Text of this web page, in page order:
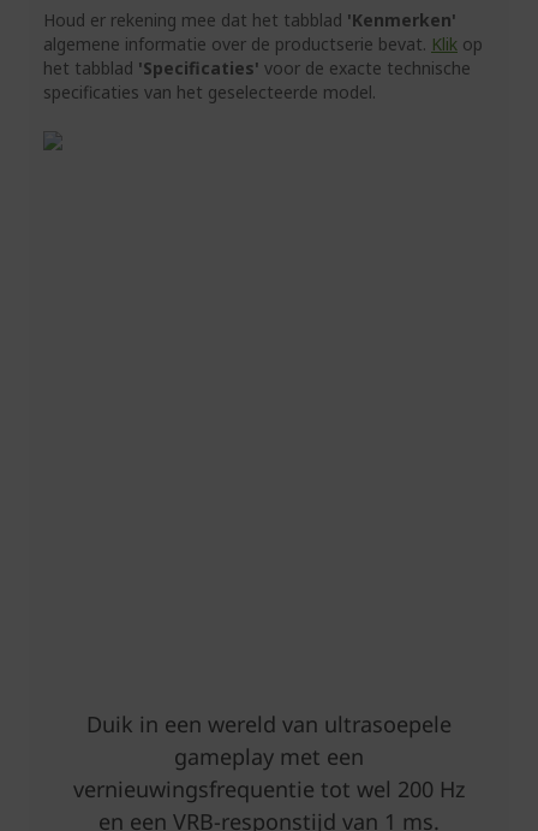
Houd er rekening mee dat het tabblad 'Kenmerken'
algemene informatie over de productserie bevat. Klik op
het tabblad 'Specificaties' voor de exacte technische
specificaties van het geselecteerde model.